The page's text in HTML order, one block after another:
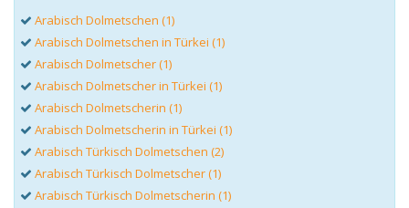
Arabisch Dolmetschen (1)
Arabisch Dolmetschen in Türkei (1)
Arabisch Dolmetscher (1)
Arabisch Dolmetscher in Türkei (1)
Arabisch Dolmetscherin (1)
Arabisch Dolmetscherin in Türkei (1)
Arabisch Türkisch Dolmetschen (2)
Arabisch Türkisch Dolmetscher (1)
Arabisch Türkisch Dolmetscherin (1)